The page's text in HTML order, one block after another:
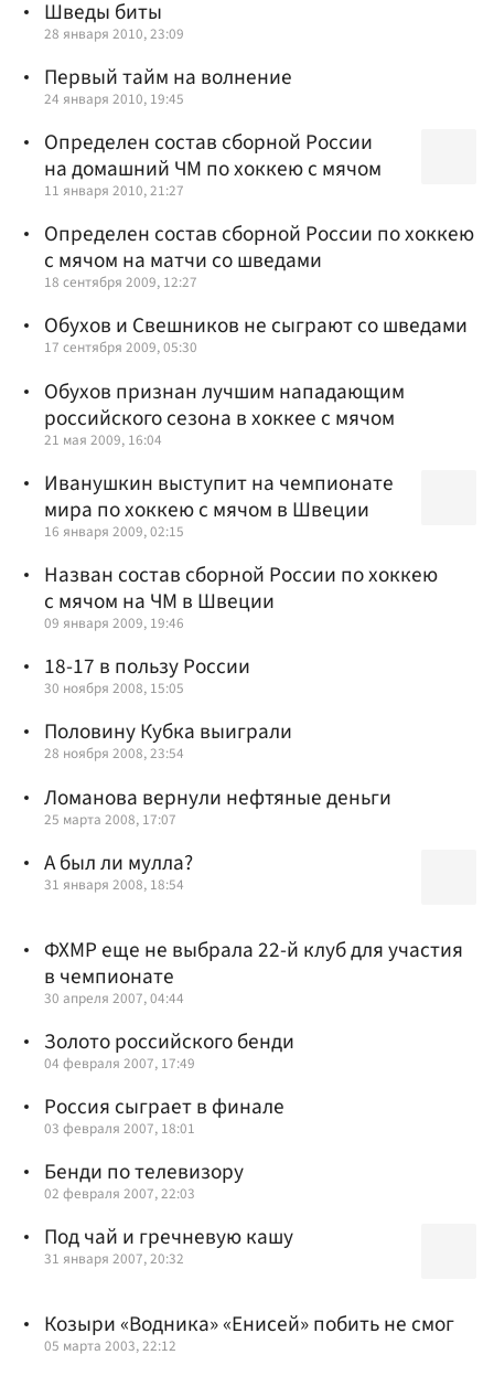
Шведы биты
28 января 2010, 23:09
Первый тайм на волнение
24 января 2010, 19:45
Определен состав сборной России
на домашний ЧМ по хоккею с мячом
11 января 2010, 21:27
Определен состав сборной России по хоккею
с мячом на матчи со шведами
18 сентября 2009, 12:27
Обухов и Свешников не сыграют со шведами
17 сентября 2009, 05:30
Обухов признан лучшим нападающим
российского сезона в хоккее с мячом
21 мая 2009, 16:04
Иванушкин выступит на чемпионате
мира по хоккею с мячом в Швеции
16 января 2009, 02:15
Назван состав сборной России по хоккею
с мячом на ЧМ в Швеции
09 января 2009, 19:46
18-17 в пользу России
30 ноября 2008, 15:05
Половину Кубка выиграли
28 ноября 2008, 23:54
Ломанова вернули нефтяные деньги
25 марта 2008, 17:07
А был ли мулла?
31 января 2008, 18:54
ФХМР еще не выбрала 22-й клуб для участия
в чемпионате
30 апреля 2007, 04:44
Золото российского бенди
04 февраля 2007, 17:49
Россия сыграет в финале
03 февраля 2007, 18:01
Бенди по телевизору
02 февраля 2007, 22:03
Под чай и гречневую кашу
31 января 2007, 20:32
Козыри «Водника» «Енисей» побить не смог
05 марта 2003, 22:12